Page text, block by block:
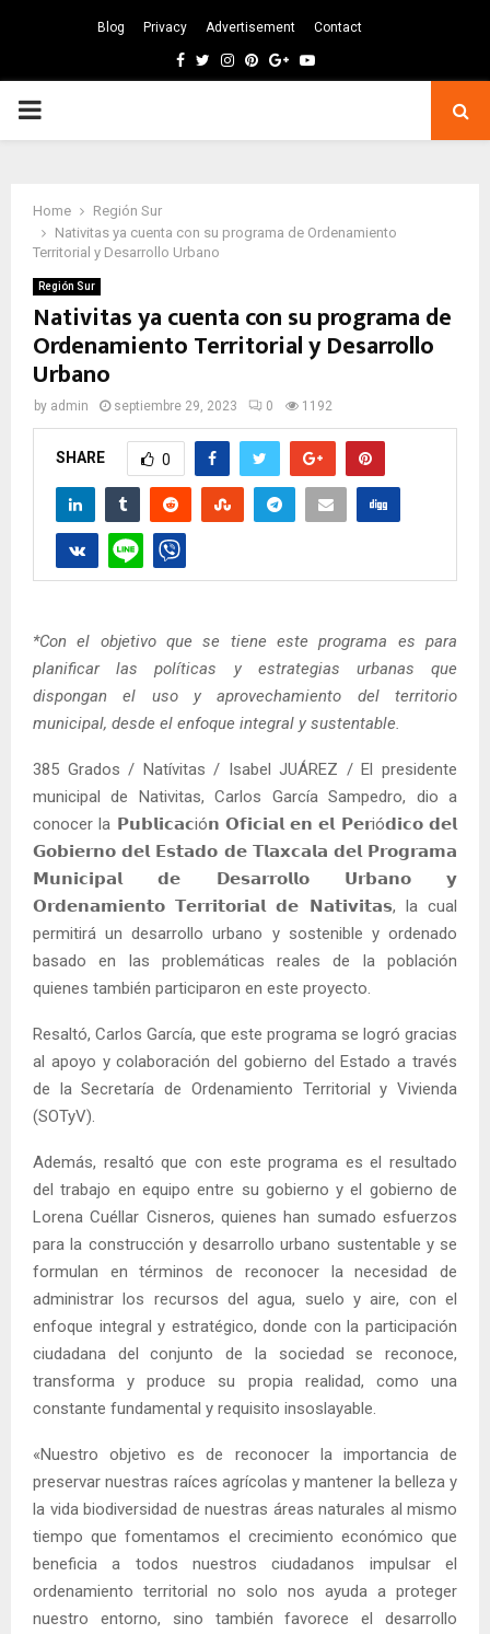
Blog Privacy Advertisement Contact
Facebook
TwitterInstagram
Pinterest
GoogleYoutube
PRIMARY
Home
Región Sur
Nativitas ya cuenta con su programa de Ordenamiento
Territorial y Desarrollo Urbano
Región Sur
Nativitas ya cuenta con su programa de
Ordenamiento Territorial y Desarrollo
Urbano
by admin septiembre 29, 2023 0 1192
SHARE 0
*Con el objetivo que se tiene este programa es para
planificar las políticas y estrategias urbanas que
dispongan el uso y aprovechamiento del territorio
municipal, desde el enfoque integral y sustentable.
385 Grados / Natívitas / Isabel JUÁREZ / El presidente
municipal de Nativitas, Carlos García Sampedro, dio a
conocer la 𝗣𝘂𝗯𝗹𝗶𝗰𝗮𝗰ió𝗻 𝗢𝗳𝗶𝗰𝗶𝗮𝗹 𝗲𝗻 𝗲𝗹 𝗣𝗲𝗿ió𝗱𝗶𝗰𝗼 𝗱𝗲𝗹
𝗚𝗼𝗯𝗶𝗲𝗿𝗻𝗼 𝗱𝗲𝗹 𝗘𝘀𝘁𝗮𝗱𝗼 𝗱𝗲 𝗧𝗹𝗮𝘅𝗰𝗮𝗹𝗮 𝗱𝗲𝗹 𝗣𝗿𝗼𝗴𝗿𝗮𝗺𝗮
𝗠𝘂𝗻𝗶𝗰𝗶𝗽𝗮𝗹 𝗱𝗲 𝗗𝗲𝘀𝗮𝗿𝗿𝗼𝗹𝗹𝗼 𝗨𝗿𝗯𝗮𝗻𝗼 𝘆
𝗢𝗿𝗱𝗲𝗻𝗮𝗺𝗶𝗲𝗻𝘁𝗼 𝗧𝗲𝗿𝗿𝗶𝘁𝗼𝗿𝗶𝗮𝗹 𝗱𝗲 𝗡𝗮𝘁𝗶𝘃𝗶𝘁𝗮𝘀, la cual
permitirá un desarrollo urbano y sostenible y ordenado
basado en las problemáticas reales de la población
quienes también participaron en este proyecto.
Resaltó, Carlos García, que este programa se logró gracias
al apoyo y colaboración del gobierno del Estado a través
de la Secretaría de Ordenamiento Territorial y Vivienda
(SOTyV).
Además, resaltó que con este programa es el resultado
del trabajo en equipo entre su gobierno y el gobierno de
Lorena Cuéllar Cisneros, quienes han sumado esfuerzos
para la construcción y desarrollo urbano sustentable y se
formulan en términos de reconocer la necesidad de
administrar los recursos del agua, suelo y aire, con el
enfoque integral y estratégico, donde con la participación
ciudadana del conjunto de la sociedad se reconoce,
transforma y produce su propia realidad, como una
constante fundamental y requisito insoslayable.
«Nuestro objetivo es de reconocer la importancia de
preservar nuestras raíces agrícolas y mantener la belleza y
la vida biodiversidad de nuestras áreas naturales al mismo
tiempo que fomentamos el crecimiento económico que
beneficia a todos nuestros ciudadanos impulsar el
ordenamiento territorial no solo nos ayuda a proteger
nuestro entorno, sino también favorece el desarrollo